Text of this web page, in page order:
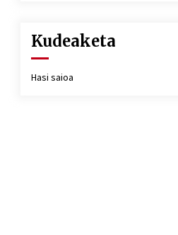
Kudeaketa
Hasi saioa